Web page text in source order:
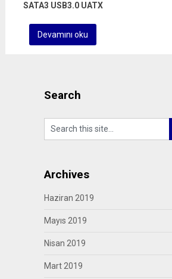
SATA3 USB3.0 UATX
Devamını oku
Search
Archives
Haziran 2019
Mayıs 2019
Nisan 2019
Mart 2019